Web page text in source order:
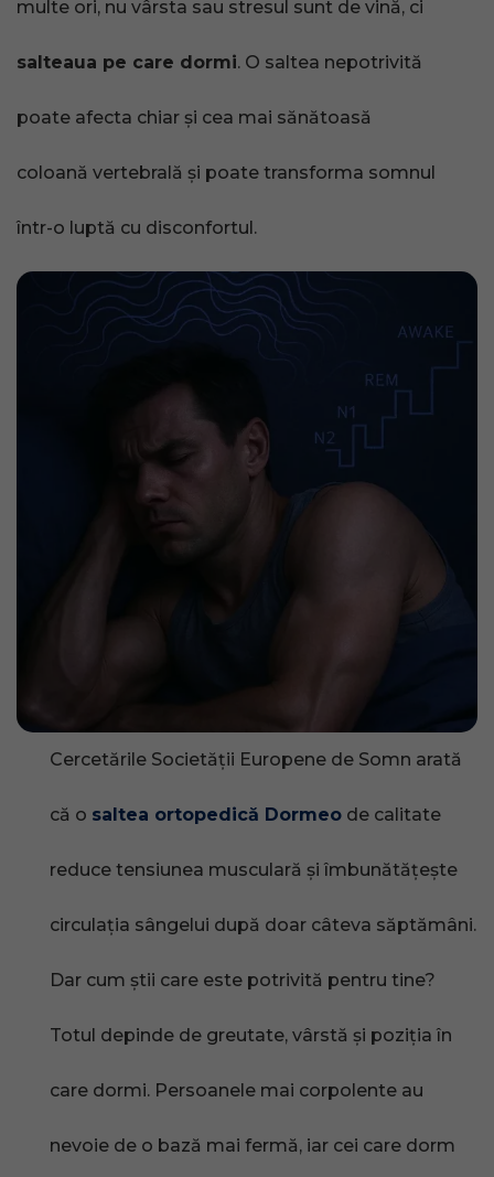
multe ori, nu vârsta sau stresul sunt de vină, ci
salteaua pe care dormi. O saltea nepotrivită
poate afecta chiar și cea mai sănătoasă
coloană vertebrală și poate transforma somnul
într-o luptă cu disconfortul.
Cercetările Societății Europene de Somn arată
că o saltea ortopedică Dormeo de calitate
reduce tensiunea musculară și îmbunătățește
circulația sângelui după doar câteva săptămâni.
Dar cum știi care este potrivită pentru tine?
Totul depinde de greutate, vârstă și poziția în
care dormi. Persoanele mai corpolente au
nevoie de o bază mai fermă, iar cei care dorm